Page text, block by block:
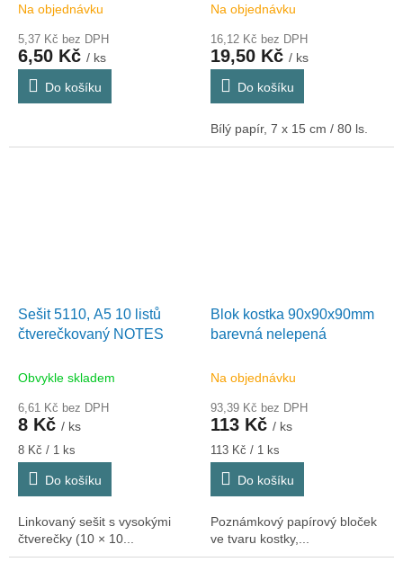
Na objednávku
5,37 Kč bez DPH
6,50 Kč / ks
Do košíku
Na objednávku
16,12 Kč bez DPH
19,50 Kč / ks
Do košíku
Bílý papír, 7 x 15 cm / 80 ls.
Sešit 5110, A5 10 listů
čtverečkovaný NOTES
Obvykle skladem
6,61 Kč bez DPH
8 Kč / ks
Měrná
cena:
8 Kč / 1 ks
Do košíku
Linkovaný sešit s vysokými
čtverečky (10 × 10...
Blok kostka 90x90x90mm
barevná nelepená
Na objednávku
93,39 Kč bez DPH
113 Kč / ks
Měrná
cena:
113 Kč / 1 ks
Do košíku
Poznámkový papírový bloček
ve tvaru kostky,...